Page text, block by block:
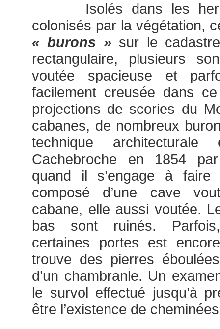
Isolés dans les
colonisés par la végétation,
« burons » sur le
rectangulaire, plusieurs
voutée spacieuse et
facilement creusée dans
projections de scories du
cabanes, de nombreux
technique
Cachebroche en 1854
quand il s’engage à faire
composé d’une cave
cabane, elle aussi voutée.
bas sont ruinés.
certaines portes est
trouve des pierres
d’un chambranle. Un
le survol effectué jusqu’à
être l’existence de